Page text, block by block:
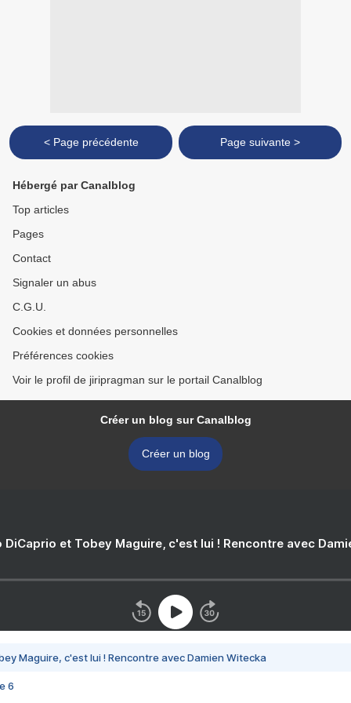
< Page précédente Page suivante >
Hébergé par Canalblog
Top articles
Pages
Contact
Signaler un abus
C.G.U.
Cookies et données personnelles
Préférences cookies
Voir le profil de jiripragman sur le portail Canalblog
Créer un blog sur Canalblog
Créer un blog
DiCaprio et Tobey Maguire, c'est lui ! Rencontre avec
Maguire, c'est lui ! Rencontre avec Damien Witecka
6